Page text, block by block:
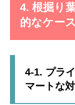
4. 根掘り
的なケー
4-1. プラ
マートな